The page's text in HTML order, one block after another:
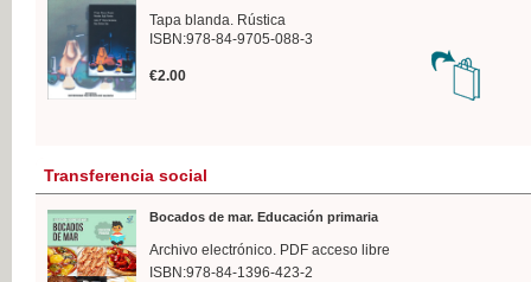
Tapa blanda. Rústica
ISBN:978-84-9705-088-3
€2.00
Transferencia social
Bocados de mar. Educación primaria
Archivo electrónico. PDF acceso libre
ISBN:978-84-1396-423-2